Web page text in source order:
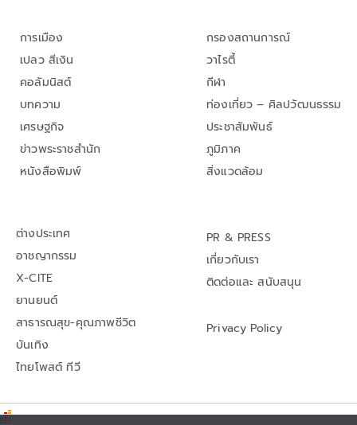
การเมือง
เปลว สีเงิน
คอลัมนิสต์
บทความ
เศรษฐกิจ
ข่าวพระราชสำนัก
หนังสือพิมพ์
กรองสถานการณ์
วาไรตี้
กีฬา
ท่องเที่ยว – ศิลปวัฒนธรรม
ประชาสัมพันธ์
ภูมิภาค
สิ่งแวดล้อม
ต่างประเทศ
อาชญากรรม
X-CITE
ยานยนต์
สาธารณสุข-คุณภาพชีวิต
บันเทิง
ไทยโพสต์ ทีวี
PR & PRESS
เกี่ยวกับเรา
ติดต่อและ สนับสนุน
Privacy Policy